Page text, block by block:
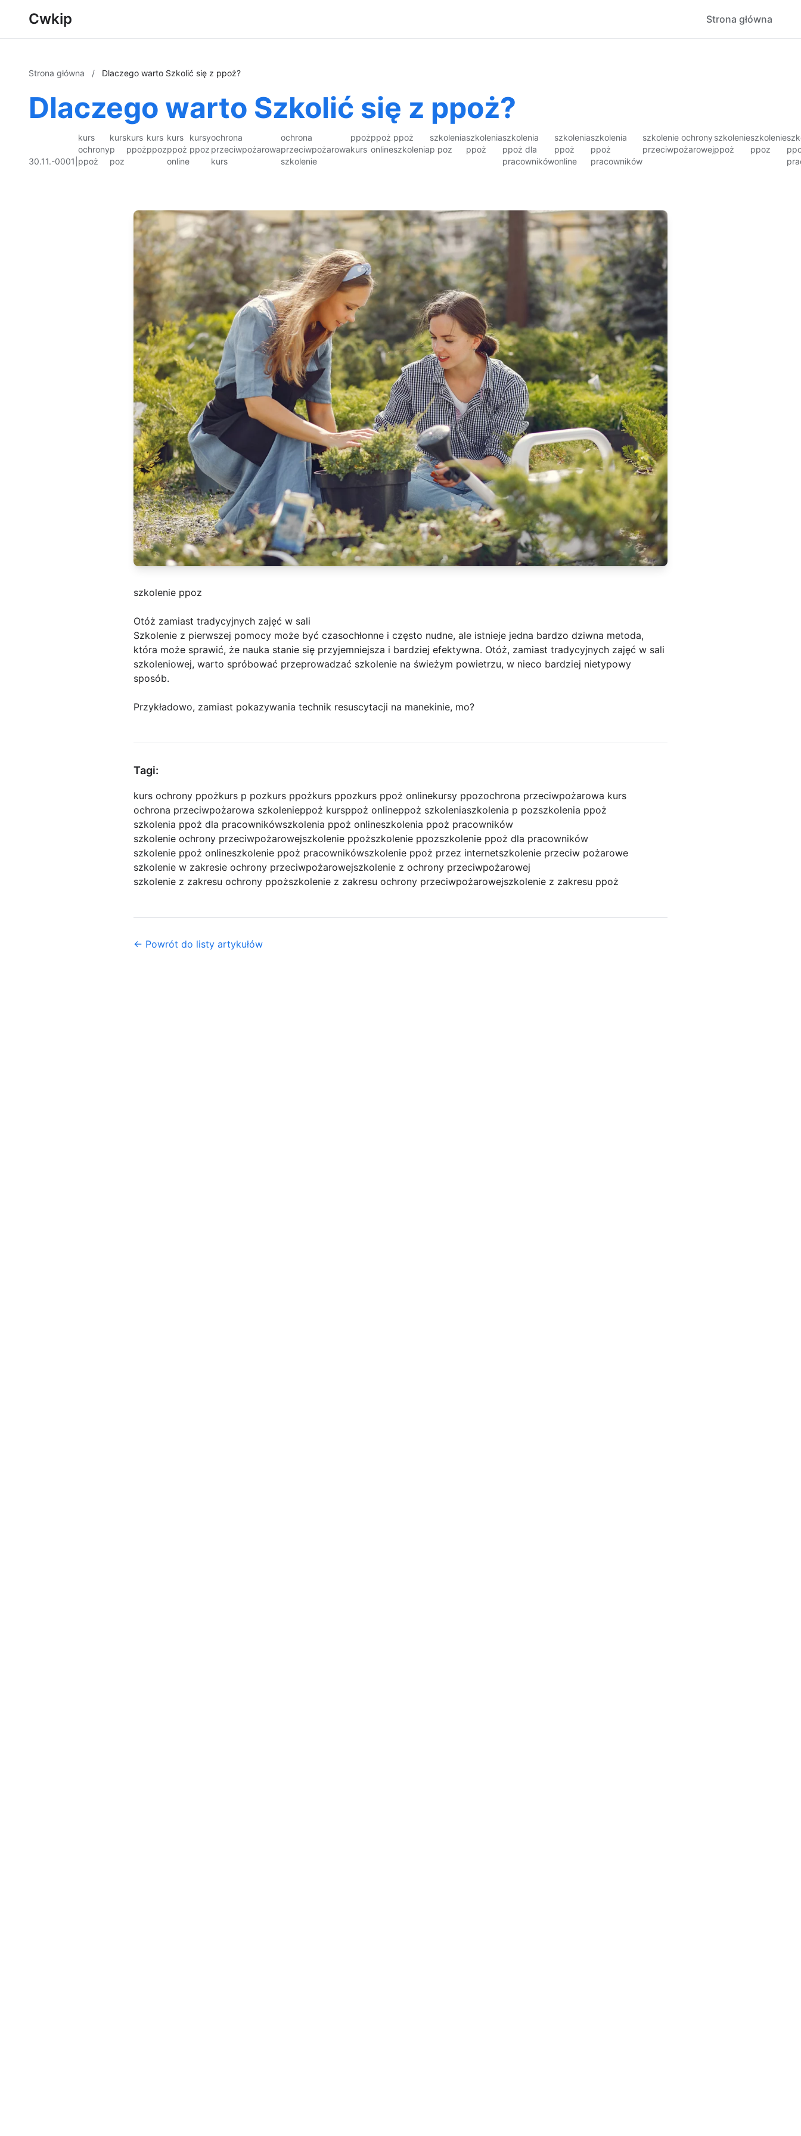
Cwkip Strona główna
Strona główna / Dlaczego warto Szkolić się z ppoż?
Dlaczego warto Szkolić się z ppoż?
30.11.-0001
kurs
ochrony
ppoż
kurs
p
poz
kurs
ppoż
kurs
ppoz
kurs
ppoż
online
kursy
ppoz
ochrona
przeciwpożarowa
kurs
ochrona
przeciwpożarowa
szkolenie
ppoż
kurs
ppoż
online
ppoż
szkolenia
szkolenia
p poz
szkolenia
ppoż
szkolenia
ppoż dla
pracowników
szkolenia
ppoż
online
szkolenia
ppoż
pracowników
szkolenie ochrony
przeciwpożarowej
szkolenie
ppoż
szkolenie
ppoz
szkolenie ppoz
Otóż zamiast tradycyjnych zajęć w sali
Szkolenie z pierwszej pomocy może być czasochłonne i często nudne, ale istnieje jedna bardzo dziwna metoda,
która może sprawić, że nauka stanie się przyjemniejsza i bardziej efektywna. Otóż, zamiast tradycyjnych zajęć w sali
szkoleniowej, warto spróbować przeprowadzać szkolenie na świeżym powietrzu, w nieco bardziej nietypowy
sposób.
Przykładowo, zamiast pokazywania technik resuscytacji na manekinie, mo?
Tagi:
kurs ochrony ppożkurs p pozkurs ppożkurs ppozkurs ppoż onlinekursy ppozochrona przeciwpożarowa kurs
ochrona przeciwpożarowa szkolenieppoż kursppoż onlineppoż szkoleniaszkolenia p pozszkolenia ppoż
szkolenia ppoż dla pracownikówszkolenia ppoż onlineszkolenia ppoż pracowników
szkolenie ochrony przeciwpożarowejszkolenie ppoższkolenie ppozszkolenie ppoż dla pracowników
szkolenie ppoż onlineszkolenie ppoż pracownikówszkolenie ppoż przez internetszkolenie przeciw pożarowe
szkolenie w zakresie ochrony przeciwpożarowejszkolenie z ochrony przeciwpożarowej
szkolenie z zakresu ochrony ppoższkolenie z zakresu ochrony przeciwpożarowejszkolenie z zakresu ppoż
← Powrót do listy artykułów